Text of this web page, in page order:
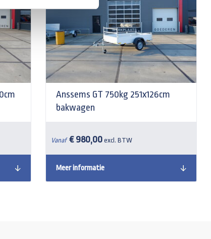
Anssems GT 750kg 251x126cm
bakwagen
Vanaf € 980,00 excl. BTW
Meer informatie